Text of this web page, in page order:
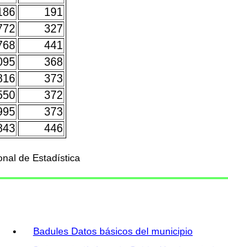
191
327
441
368
373
372
373
446
de Estadística
Badules Datos básicos del municipio